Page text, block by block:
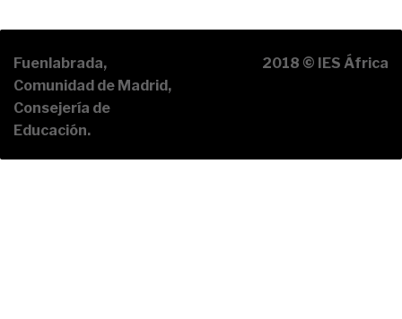
Fuenlabrada,
Comunidad de Madrid,
Consejería de
Educación.
2018 © IES África